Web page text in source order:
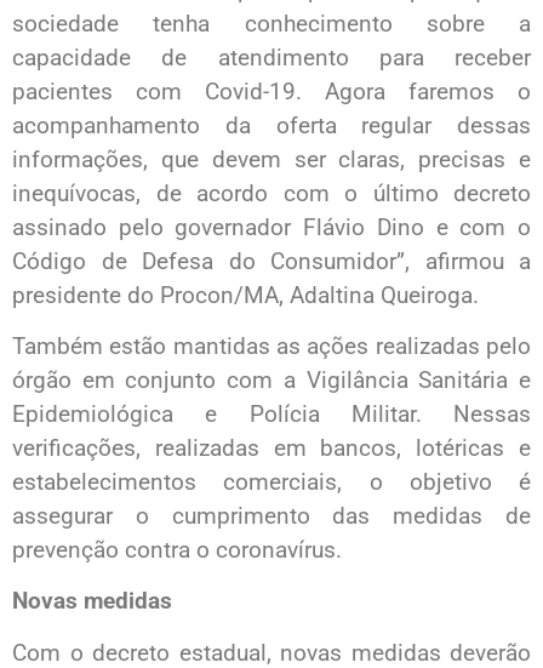
sociedade tenha conhecimento sobre a
capacidade de atendimento para receber
pacientes com Covid-19. Agora faremos o
acompanhamento da oferta regular dessas
informações, que devem ser claras, precisas e
inequívocas, de acordo com o último decreto
assinado pelo governador Flávio Dino e com o
Código de Defesa do Consumidor”, afirmou a
presidente do Procon/MA, Adaltina Queiroga.
Também estão mantidas as ações realizadas pelo
órgão em conjunto com a Vigilância Sanitária e
Epidemiológica e Polícia Militar. Nessas
verificações, realizadas em bancos, lotéricas e
estabelecimentos comerciais, o objetivo é
assegurar o cumprimento das medidas de
prevenção contra o coronavírus.
Novas medidas
Com o decreto estadual, novas medidas deverão